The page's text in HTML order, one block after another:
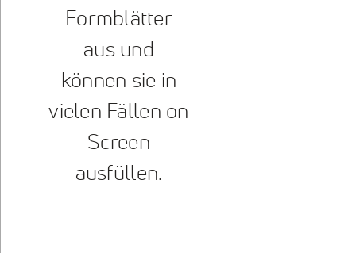
Formblätter
aus und
können sie in
vielen Fällen on
Screen
ausfüllen.